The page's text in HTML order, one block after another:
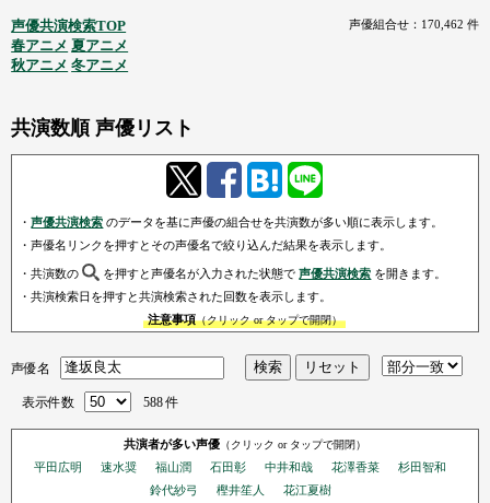
声優共演検索TOP
春アニメ 夏アニメ
秋アニメ 冬アニメ
声優組合せ：170,462 件
共演数順 声優リスト
・声優共演検索 のデータを基に声優の組合せを共演数が多い順に表示します。
・声優名リンクを押すとその声優名で絞り込んだ結果を表示します。
・共演数の を押すと声優名が入力された状態で声優共演検索 を開きます。
・共演検索日を押すと共演検索された回数を表示します。
注意事項（クリック or タップで開閉）
声優名
表示件数 588 件
共演者が多い声優（クリック or タップで開閉）
平田広明 速水奨 福山潤 石田彰 中井和哉 花澤香菜
杉田智和
鈴代紗弓
樫井笙人 花江夏樹